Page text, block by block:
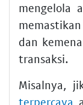
mengelola
dan
transaksi.
Misalnya,
terpercaya